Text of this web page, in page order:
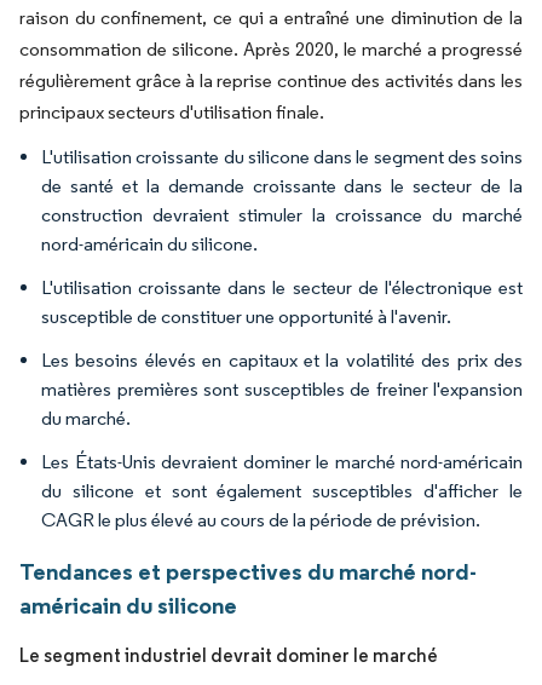
raison du confinement, ce qui a entraîné une diminution de la
consommation de silicone. Après 2020, le marché a progressé
régulièrement grâce à la reprise continue des activités dans les
principaux secteurs d'utilisation finale.
L'utilisation croissante du silicone dans le segment des soins
de santé et la demande croissante dans le secteur de la
construction devraient stimuler la croissance du marché
nord-américain du silicone.
L'utilisation croissante dans le secteur de l'électronique est
susceptible de constituer une opportunité à l'avenir.
Les besoins élevés en capitaux et la volatilité des prix des
matières premières sont susceptibles de freiner l'expansion
du marché.
Les États-Unis devraient dominer le marché nord-américain
du silicone et sont également susceptibles d'afficher le
CAGR le plus élevé au cours de la période de prévision.
Tendances et perspectives du marché nord-
américain du silicone
Le segment industriel devrait dominer le marché